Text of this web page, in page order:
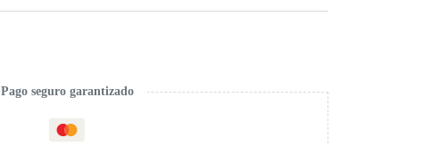
Pago seguro garantizado